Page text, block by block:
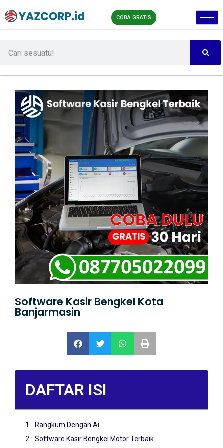
COBA GRATIS
Software Kasir Bengkel Kota
Banjarmasin
DAFTAR ISI
Rangkum Dengan Ai
Software Kasir Bengkel Motor Terbaik